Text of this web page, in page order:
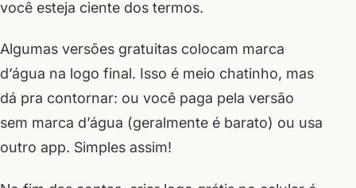
você esteja ciente dos termos.
Algumas versões gratuitas colocam marca
d’água na logo final. Isso é meio chatinho, mas
dá pra contornar: ou você paga pela versão
sem marca d’água (geralmente é barato) ou usa
outro app. Simples assim!